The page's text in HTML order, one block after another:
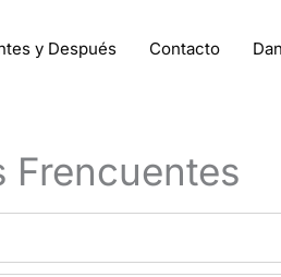
y Después Contacto
Frencuentes